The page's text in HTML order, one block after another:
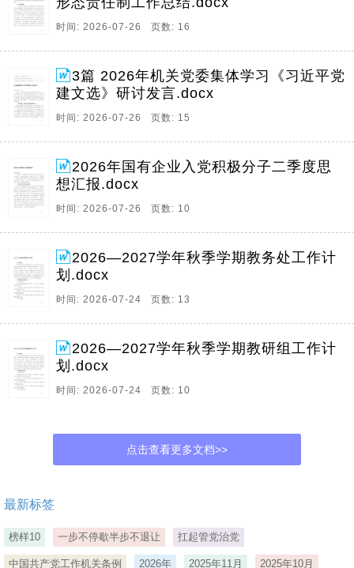
时间: 2026-07-26 页数: 16
3篇 2026年机关党委集体学习《习近平党
建文选》研讨发言.docx
时间: 2026-07-26 页数: 15
2026年国有企业入党积极分子二季度思
想汇报.docx
时间: 2026-07-26 页数: 10
2026—2027学年秋季学期教务处工作计
划.docx
时间: 2026-07-24 页数: 13
2026—2027学年秋季学期教研组工作计
划.docx
时间: 2026-07-24 页数: 10
点击查看更多文档>>
最新标签
榜样10 一步不停歇半步不退让 扛起管党治党
中国共产党工作机关条例 2026年 2025年11月 2025年10月